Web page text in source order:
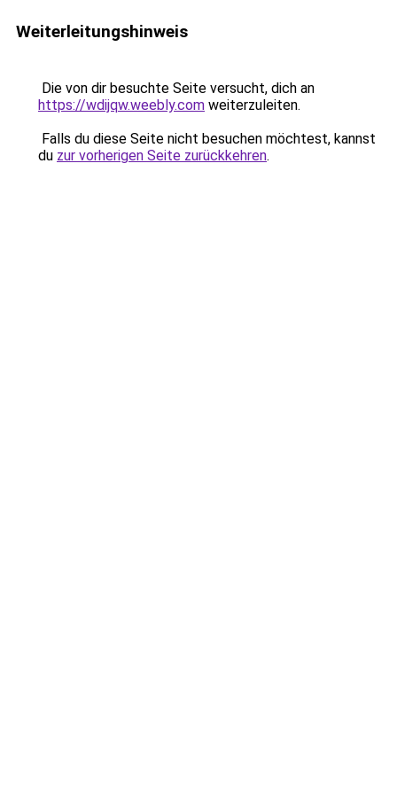
Weiterleitungshinweis
Die von dir besuchte Seite versucht, dich an
https://wdijqw.weebly.com weiterzuleiten.
Falls du diese Seite nicht besuchen möchtest, kannst
du zur vorherigen Seite zurückkehren.